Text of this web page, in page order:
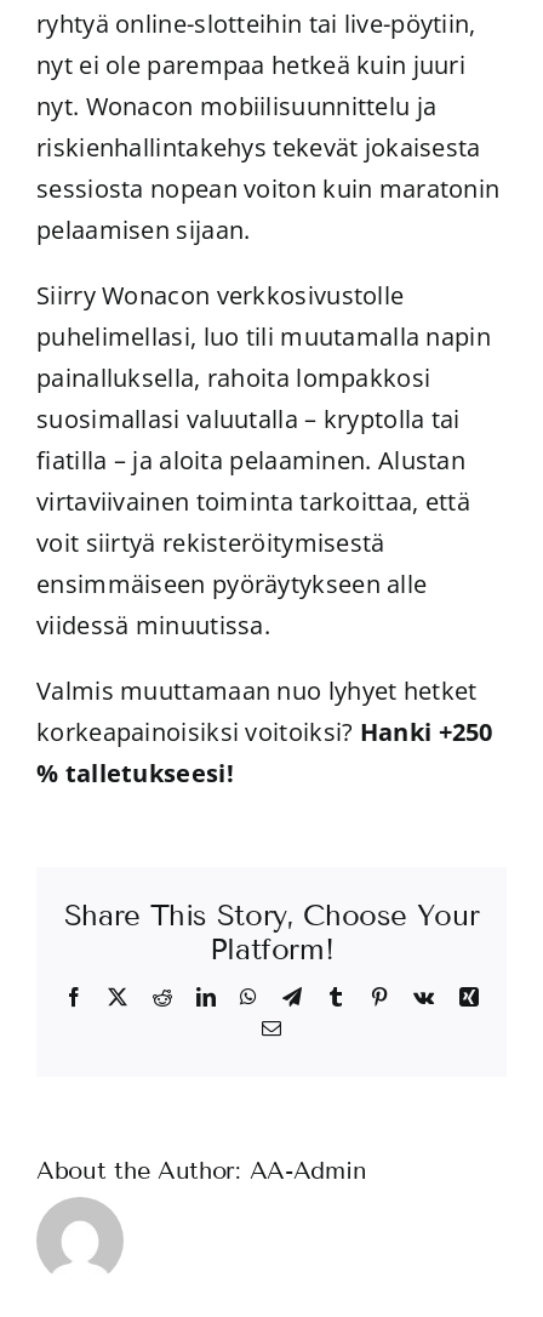
ryhtyä online-slotteihin tai live-pöytiin,
nyt ei ole parempaa hetkeä kuin juuri
nyt. Wonacon mobiilisuunnittelu ja
riskienhallintakehys tekevät jokaisesta
sessiosta nopean voiton kuin maratonin
pelaamisen sijaan.
Siirry Wonacon verkkosivustolle
puhelimellasi, luo tili muutamalla napin
painalluksella, rahoita lompakkosi
suosimallasi valuutalla – kryptolla tai
fiatilla – ja aloita pelaaminen. Alustan
virtaviivainen toiminta tarkoittaa, että
voit siirtyä rekisteröitymisestä
ensimmäiseen pyöräytykseen alle
viidessä minuutissa.
Valmis muuttamaan nuo lyhyet hetket
korkeapainoisiksi voitoiksi? Hanki +250
% talletukseesi!
Share This Story, Choose Your
Platform!
Facebook RedditLinkedInWhatsApp
TelegramTumblr Pinterest
Vk
Xing
Email
About the Author: AA-Admin